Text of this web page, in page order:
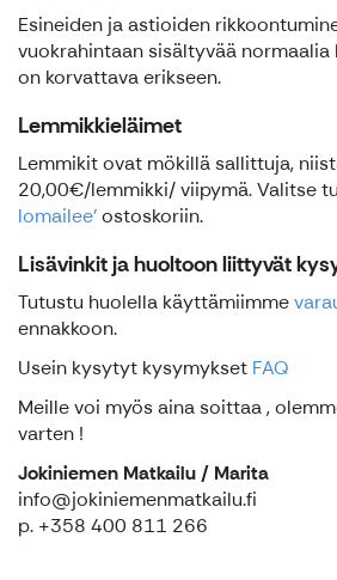
Esineiden ja astioiden
vuokrahintaan sisältyvää normaalia
on korvattava erikseen.
Lemmikkieläimet
Lemmikit ovat mökillä sallittuja,
20,00€/lemmikki/ viipymä. Valitse
lomailee'ostoskoriin.
Lisävinkit ja huoltoon liittyvät
Tutustu huolella käyttämiimme
ennakkoon.
Usein kysytyt kysymykset FAQ
Meille voi myös aina soittaa ,
varten !
Jokiniemen Matkailu / Marita
info@jokiniemenmatkailu.fi
p. +358 400 811 266